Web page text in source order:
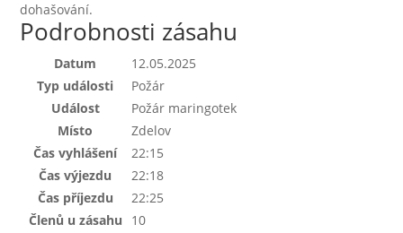
dohašování.
Podrobnosti zásahu
Datum
12.05.2025
Typ události
Požár
Událost
Požár maringotek
Místo
Zdelov
Čas vyhlášení
22:15
Čas výjezdu
22:18
Čas příjezdu
22:25
Členů u zásahu
10